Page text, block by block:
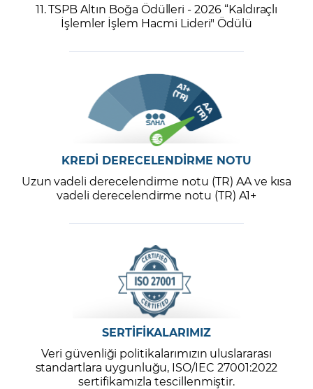
11. TSPB Altın Boğa Ödülleri - 2026 “Kaldıraçlı
İşlemler İşlem Hacmi Lideri" Ödülü
KREDİ DERECELENDİRME NOTU
Uzun vadeli derecelendirme notu (TR) AA ve kısa
vadeli derecelendirme notu (TR) A1+
SERTİFİKALARIMIZ
Veri güvenliği politikalarımızın uluslararası
standartlara uygunluğu, ISO/IEC 27001:2022
sertifikamızla tescillenmiştir.